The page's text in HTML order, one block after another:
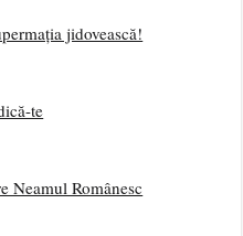
jidovească!
te
Neamul Românesc